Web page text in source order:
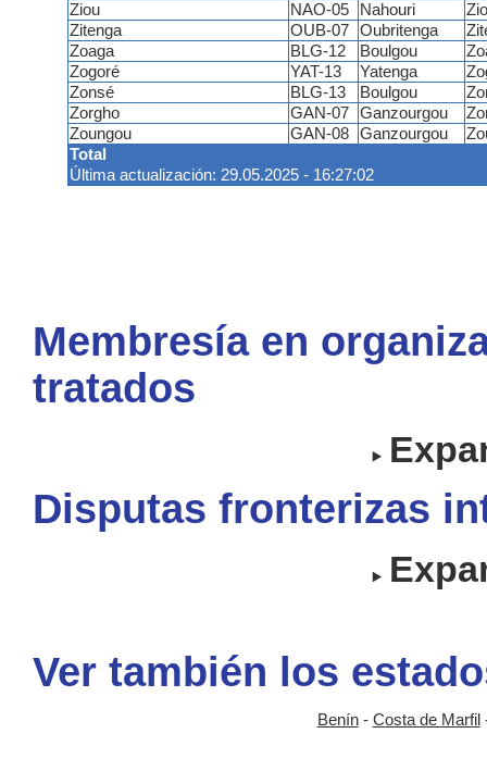
Total
Última actualización: 29.05.2025 - 16:27:02
Ziou
NAO-05 Nahouri
Zitenga
OUB-07 Oubritenga
Zoaga
BLG-12 Boulgou
Zogoré
YAT-13 Yatenga
Zonsé
BLG-13 Boulgou
Zorgho
GAN-07 Ganzourgou
Zoungou
GAN-08 Ganzourgou
Membresía en
tratados
Disputas fronterizas
Ver también los
Benín- Costa de Marfil